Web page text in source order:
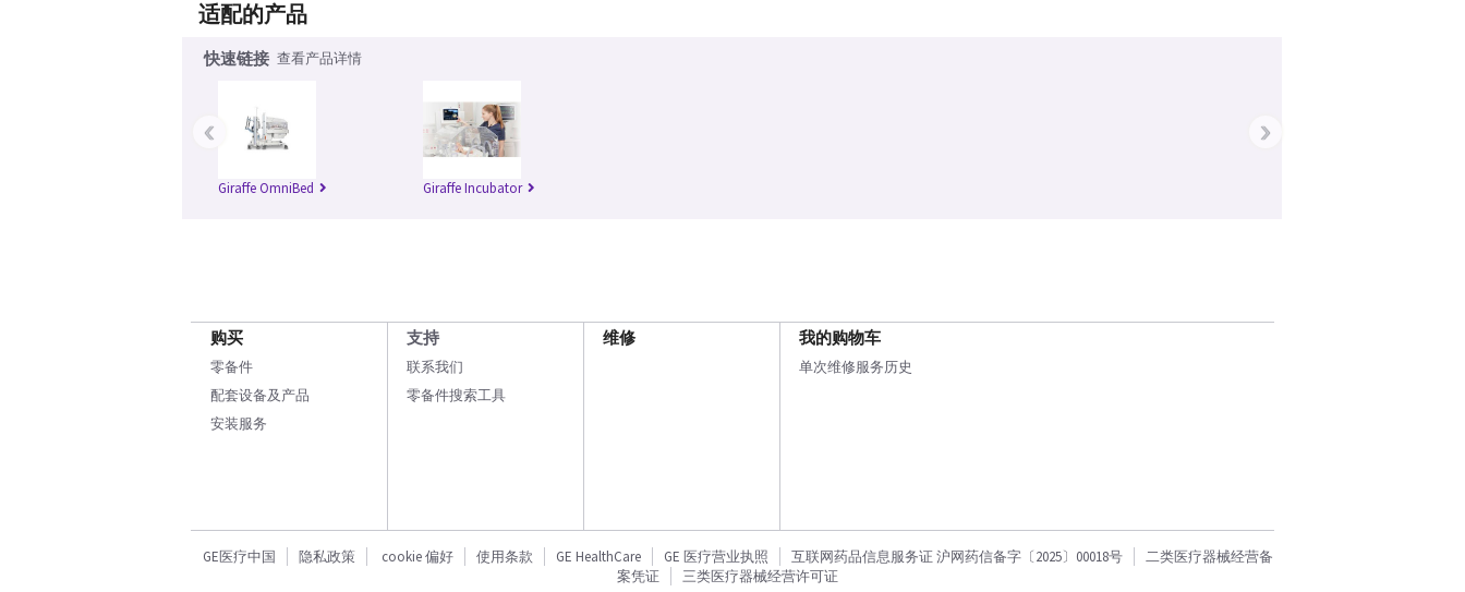
适配的产品
快速链接 查看产品详情
Giraffe OmniBed Giraffe Incubator
‹ ›
购买
零备件
配套设备及产品
安装服务
支持
联系我们
零备件搜索工具
维修 我的购物车
单次维修服务历史
GE医疗中国 隐私政策 cookie 偏好 使用条款 GE HealthCare GE 医疗营业执照 互联网药品信息服务证 沪网药信备字〔2025〕00018号
二类医疗器械经营备
案凭证
三类医疗器械经营许可证